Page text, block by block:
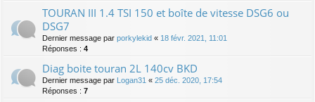
TOURAN III 1.4 TSI 150 et boîte de vitesse DSG6 ou
DSG7
Dernier message par porkylekid « 18 févr. 2021, 11:01
Réponses : 4
Diag boite touran 2L 140cv BKD
Dernier message par Logan31 « 25 déc. 2020, 17:54
Réponses : 7